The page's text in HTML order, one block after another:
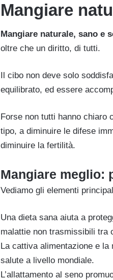
Mangiare
Mangiare naturale, sano e
oltre che un diritto, di tutti.
Il cibo non deve solo
equilibrato, ed essere
Forse non tutti hanno chiaro
tipo, a diminuire le difese
diminuire la fertilità.
Mangiare meglio:
Vediamo gli elementi
Una dieta sana aiuta a
malattie non trasmissibili tra
La cattiva alimentazione e
salute a livello mondiale.
L’allattamento al seno